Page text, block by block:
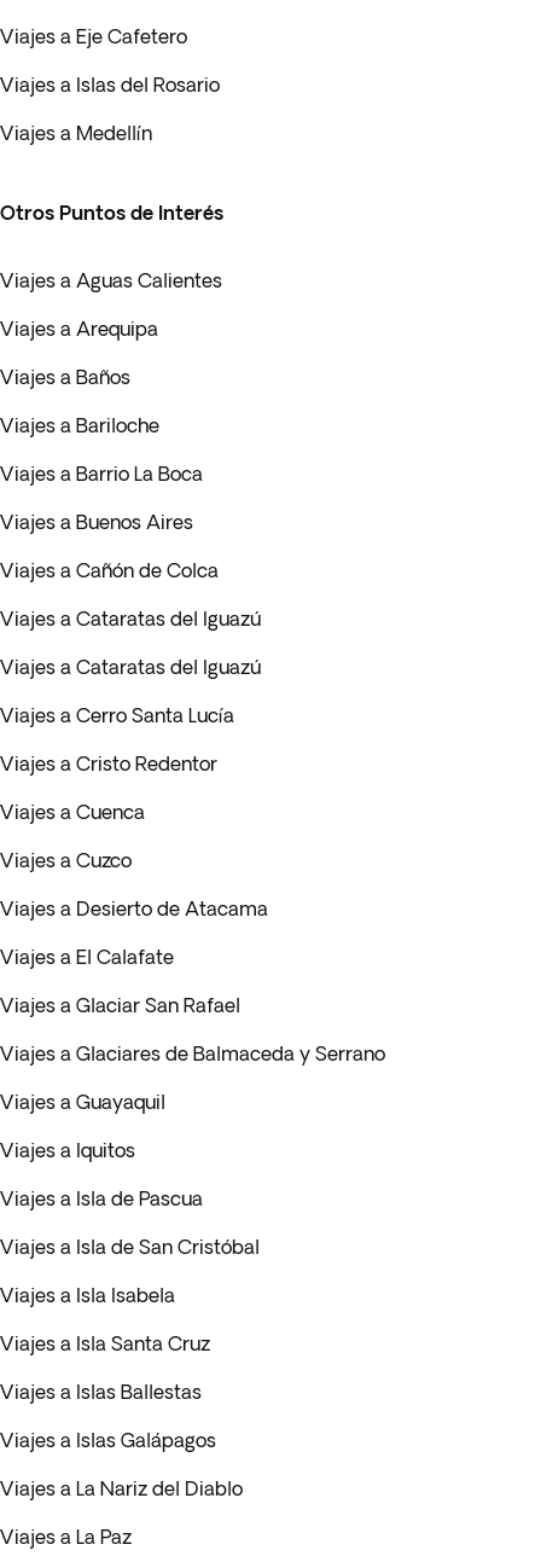
Viajes a Eje Cafetero
Viajes a Islas del Rosario
Viajes a Medellín
Otros Puntos de Interés
Viajes a Aguas Calientes
Viajes a Arequipa
Viajes a Baños
Viajes a Bariloche
Viajes a Barrio La Boca
Viajes a Buenos Aires
Viajes a Cañón de Colca
Viajes a Cataratas del Iguazú
Viajes a Cataratas del Iguazú
Viajes a Cerro Santa Lucía
Viajes a Cristo Redentor
Viajes a Cuenca
Viajes a Cuzco
Viajes a Desierto de Atacama
Viajes a El Calafate
Viajes a Glaciar San Rafael
Viajes a Glaciares de Balmaceda y Serrano
Viajes a Guayaquil
Viajes a Iquitos
Viajes a Isla de Pascua
Viajes a Isla de San Cristóbal
Viajes a Isla Isabela
Viajes a Isla Santa Cruz
Viajes a Islas Ballestas
Viajes a Islas Galápagos
Viajes a La Nariz del Diablo
Viajes a La Paz